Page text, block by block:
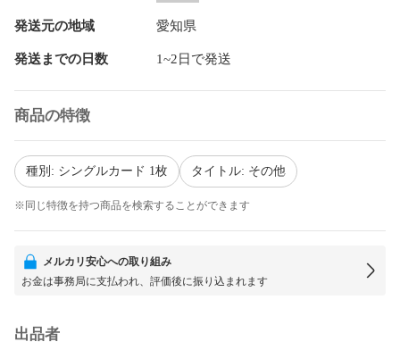
発送元の地域 愛知県
発送までの日数 1~2日で発送
商品の特徴
種別: シングルカード 1枚 タイトル: その他
※同じ特徴を持つ商品を検索することができます
メルカリ安心への取り組み
お金は事務局に支払われ、評価後に振り込まれます
出品者